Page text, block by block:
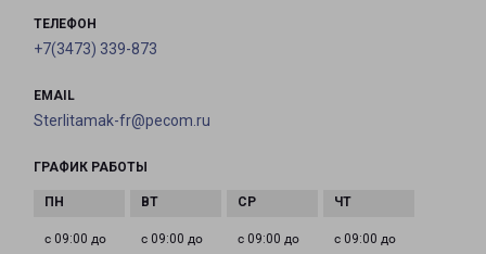
ТЕЛЕФОН
+7(3473) 339-873
EMAIL
Sterlitamak-fr@pecom.ru
ГРАФИК РАБОТЫ
с 09:00 до
с 09:00 до
с 09:00 до
с 09:00 до